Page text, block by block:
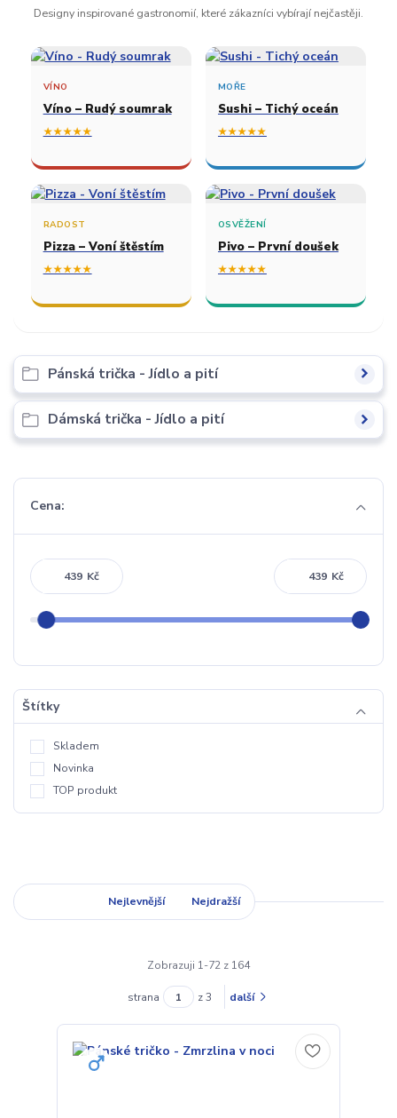
Designy inspirované gastronomií, které zákazníci vybírají nejčastěji.
VÍNO
Víno – Rudý soumrak
★★★★★
MOŘE
Sushi – Tichý oceán
★★★★★
RADOST
Pizza – Voní štěstím
★★★★★
OSVĚŽENÍ
Pivo – První doušek
★★★★★
Pánská trička - Jídlo a pití
Dámská trička - Jídlo a pití
Cena:
Kč Kč
Štítky
Skladem
Novinka
TOP produkt
Nejlevnější Nejdražší
Zobrazuji 1-72 z 164
strana z 3 další